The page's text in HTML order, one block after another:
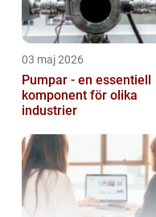
03 maj 2026
Pumpar - en essentiell
komponent för olika
industrier